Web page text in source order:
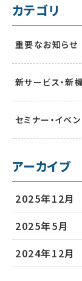
カテゴリ
重要なお知らせ
新サービス・新
セミナー・イベ
アーカイブ
2025年12月
2025年5月
2024年12月